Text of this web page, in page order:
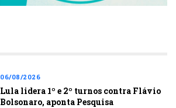
06/08/2026
Lula lidera 1º e 2º turnos contra Flávio
Bolsonaro, aponta Pesquisa